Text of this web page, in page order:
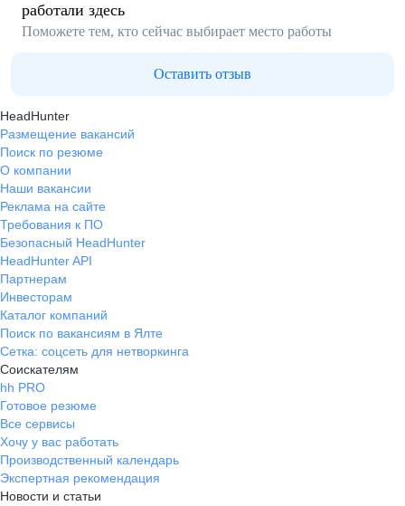
работали здесь
Поможете тем, кто сейчас выбирает место работы
Оставить отзыв
HeadHunter
Размещение вакансий
Поиск по резюме
О компании
Наши вакансии
Реклама на сайте
Требования к ПО
Безопасный HeadHunter
HeadHunter API
Партнерам
Инвесторам
Каталог компаний
Поиск по вакансиям в Ялте
Сетка: соцсеть для нетворкинга
Соискателям
hh PRO
Готовое резюме
Все сервисы
Хочу у вас работать
Производственный календарь
Экспертная рекомендация
Новости и статьи